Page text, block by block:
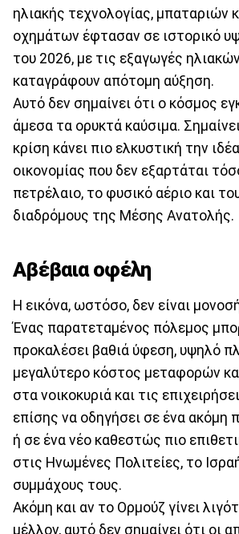
ηλιακής τεχνολογίας, μπαταριών
οχημάτων έφτασαν σε ιστορικό
του 2026, με τις εξαγωγές
καταγράφουν απότομη αύξηση.
Αυτό δεν σημαίνει ότι ο κόσμος
άμεσα τα ορυκτά καύσιμα.
κρίση κάνει πιο ελκυστική την
οικονομίας που δεν εξαρτάται
πετρέλαιο, το φυσικό αέριο και
διαδρόμους της Μέσης Ανατολής.
Αβέβαια οφέλη
Η εικόνα, ωστόσο, δεν είναι
Ένας παρατεταμένος πόλεμος
προκαλέσει βαθιά ύφεση, υψηλό
μεγαλύτερο κόστος μεταφορών
στα νοικοκυριά και τις
επίσης να οδηγήσει σε ένα ακόμη
ή σε ένα νέο καθεστώς πιο
στις Ηνωμένες Πολιτείες, το
συμμάχους τους.
Ακόμη και αν το Ορμούζ γίνει
μέλλον, αυτό δεν σημαίνει ότι οι